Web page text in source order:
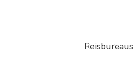
Reisbureaus